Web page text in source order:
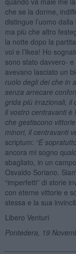
che se la dorme,
distingue l’uomo
ma più che altro
la notte dopo la
voi e l’Ikea! Ho
sono stato davvero-
avevano lasciato un
ruolo degli dei che in
senza arrecare
grida più irrazionali, il
il vostro centravanti
che gestiscono
minori, il centravanti
scriptum: “E
ancora mi sogno
sbagliato, in un
Osvaldo Soriano.
“imperfetti” di storie
con eterne vittorie e
stessa e la sua
Libero Venturi
Pontedera, 19